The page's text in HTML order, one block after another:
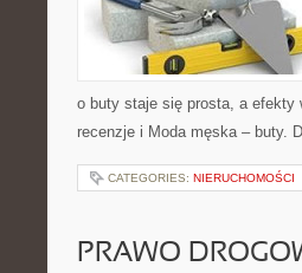
o buty staje się prosta, a efekty
recenzje i Moda męska – buty.
CATEGORIES: NIERUCHOMOŚCI
PRAWO